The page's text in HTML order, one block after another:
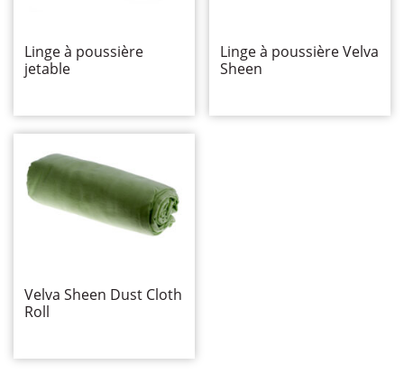
Racloirs de plancher et vadrouilles éponge
Manches, cadres et rallonges
Balai-brosse
Lavage des murs
Produits pour la salle de bain
Vadrouilles humides
Linge à poussière
jetable
Linge à poussière Velva
Sheen
Velva Sheen Dust Cloth
Roll